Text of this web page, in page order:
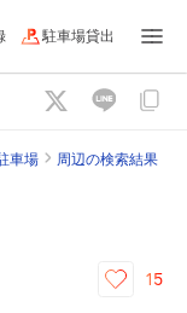
駐車場貸出
車場 周辺の検索結果
15